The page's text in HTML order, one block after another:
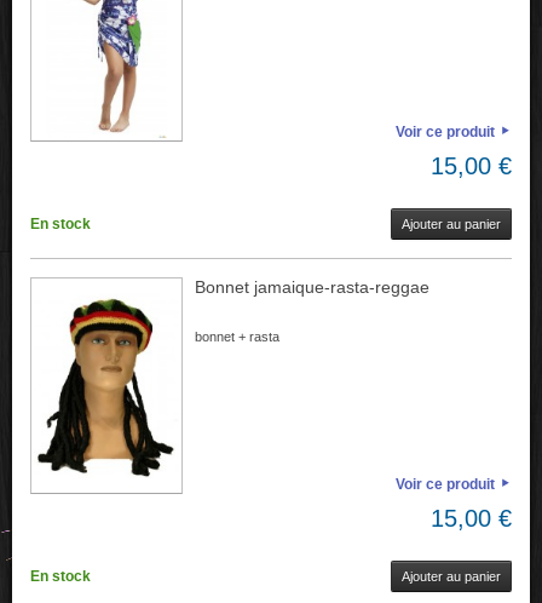
Voir ce produit
15,00 €
En stock Ajouter au panier
Bonnet jamaique-rasta-reggae
bonnet + rasta
Voir ce produit
15,00 €
En stock Ajouter au panier